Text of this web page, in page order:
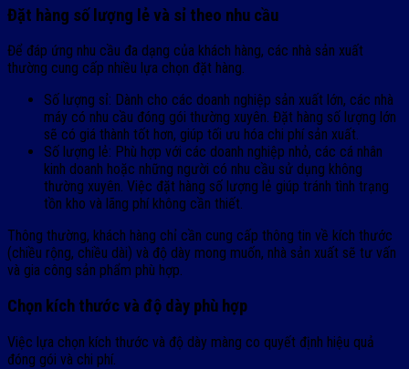
Đặt hàng số lượng lẻ và sỉ theo nhu cầu
Để đáp ứng nhu cầu đa dạng của khách hàng, các nhà sản xuất
thường cung cấp nhiều lựa chọn đặt hàng.
Số lượng sỉ: Dành cho các doanh nghiệp sản xuất lớn, các nhà
máy có nhu cầu đóng gói thường xuyên. Đặt hàng số lượng lớn
sẽ có giá thành tốt hơn, giúp tối ưu hóa chi phí sản xuất.
Số lượng lẻ: Phù hợp với các doanh nghiệp nhỏ, các cá nhân
kinh doanh hoặc những người có nhu cầu sử dụng không
thường xuyên. Việc đặt hàng số lượng lẻ giúp tránh tình trạng
tồn kho và lãng phí không cần thiết.
Thông thường, khách hàng chỉ cần cung cấp thông tin về kích thước
(chiều rộng, chiều dài) và độ dày mong muốn, nhà sản xuất sẽ tư vấn
và gia công sản phẩm phù hợp.
Chọn kích thước và độ dày phù hợp
Việc lựa chọn kích thước và độ dày màng co quyết định hiệu quả
đóng gói và chi phí.